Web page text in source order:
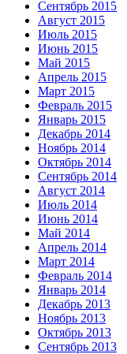
Сентябрь 2015
Август 2015
Июль 2015
Июнь 2015
Май 2015
Апрель 2015
Март 2015
Февраль 2015
Январь 2015
Декабрь 2014
Ноябрь 2014
Октябрь 2014
Сентябрь 2014
Август 2014
Июль 2014
Июнь 2014
Май 2014
Апрель 2014
Март 2014
Февраль 2014
Январь 2014
Декабрь 2013
Ноябрь 2013
Октябрь 2013
Сентябрь 2013